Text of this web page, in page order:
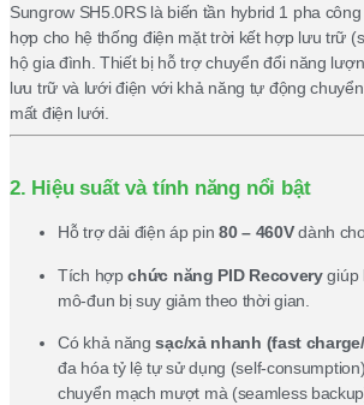
Sungrow SH5.0RS là biến tần hybrid 1 pha
hợp cho hệ thống điện mặt trời kết hợp lưu trữ
hộ gia đình. Thiết bị hỗ trợ chuyển đổi năng
lưu trữ và lưới điện với khả năng tự động
mất điện lưới.
2. Hiệu suất và tính năng nổi bật
Hỗ trợ dải điện áp pin80 – 460Vdành
Tích hợpchức năng PID Recoverygiúp
mô-đun bị suy giảm theo thời gian.
Có khả năngsạc/xả nhanh (fast
đa hóa tỷ lệ tự sử dụng (self-
chuyển mạch mượt mà (seamless